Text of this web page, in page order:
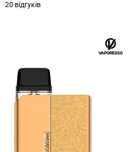
20 відгуків